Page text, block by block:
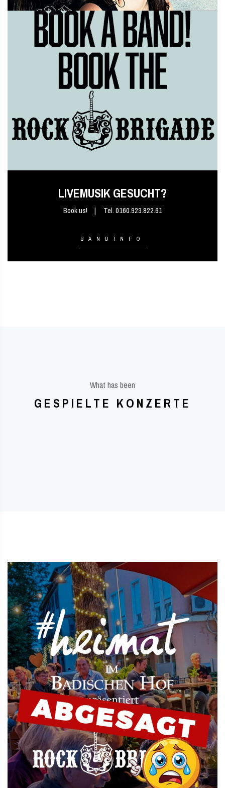
LIVEMUSIK GESUCHT?
Book us! Tel. 0160.923.822.61
BANDINFO
What has been
GESPIELTE KONZERTE